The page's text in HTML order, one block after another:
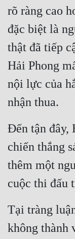
rõ ràng cao
đặc biệt là
thật đã tiếp
Hải Phong
nội lực của
nhận thua.
Đến tận đây,
chiến thắng
thêm một
cuộc thi đấu
Tại tràng
không thành